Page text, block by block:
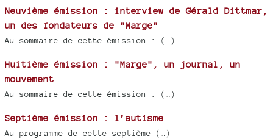
Neuvième émission : interview de Gérald Dittmar,
un des fondateurs de "Marge"
Au sommaire de cette émission : (…)
Huitième émission : "Marge", un journal, un
mouvement
Au sommaire de cette émission : (…)
Septième émission : l’autisme
Au programme de cette septième (…)